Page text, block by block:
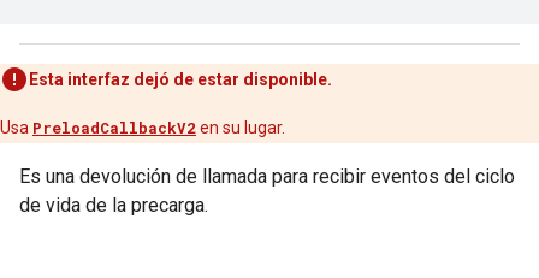
Esta interfaz dejó de estar disponible.
Usa PreloadCallbackV2en su lugar.
Es una devolución de llamada para recibir eventos del ciclo
de vida de la precarga.